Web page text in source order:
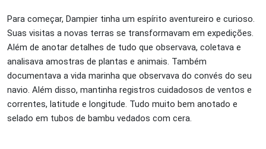
Para começar, Dampier tinha um espírito aventureiro e curioso.
Suas visitas a novas terras se transformavam em expedições.
Além de anotar detalhes de tudo que observava, coletava e
analisava amostras de plantas e animais. Também
documentava a vida marinha que observava do convés do seu
navio. Além disso, mantinha registros cuidadosos de ventos e
correntes, latitude e longitude. Tudo muito bem anotado e
selado em tubos de bambu vedados com cera.